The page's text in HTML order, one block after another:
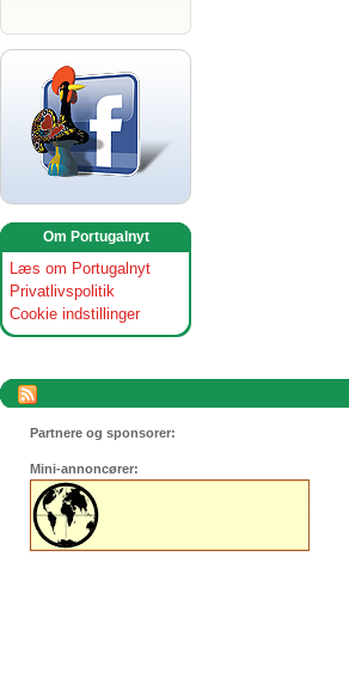
Om Portugalnyt
Læs om Portugalnyt
Privatlivspolitik
Cookie indstillinger
Partnere og sponsorer:
Mini-annoncører: